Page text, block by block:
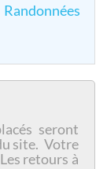
Randonnées
seront
site. Votre
retours à